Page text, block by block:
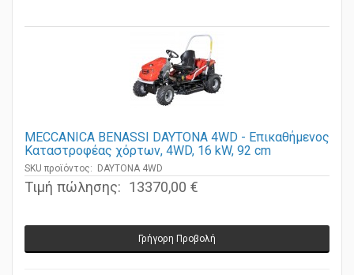
MECCANICA BENASSI DAYTONA 4WD - Επικαθήμενος
Καταστροφέας χόρτων, 4WD, 16 kW, 92 cm
SKU προϊόντος: DAYTONA 4WD
Τιμή πώλησης: 13370,00 €